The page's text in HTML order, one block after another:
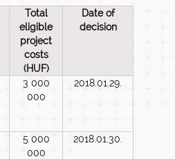
Total
eligible
project
costs
(HUF)
Date of
decision
3 000
000
2018.01.29.
5 000
000
2018.01.30.